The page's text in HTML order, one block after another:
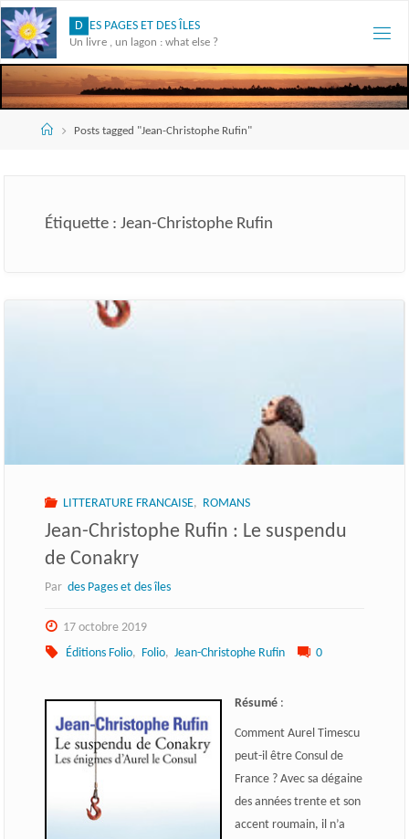
Skip
to
content
D ES PAGES ET DES ÎLES
Un livre , un lagon : what else ?
AccueilPosts tagged "Jean-Christophe Rufin"
Étiquette : Jean-Christophe Rufin
LITTERATURE FRANCAISE, ROMANS
Jean-Christophe Rufin : Le suspendu
de Conakry
Par des Pages et des îles
17 octobre 2019
Éditions Folio, Folio, Jean-Christophe Rufin 0
Résumé :
Comment Aurel Timescu
peut-il être Consul de
France ? Avec sa dégaine
des années trente et son
accent roumain, il n’a